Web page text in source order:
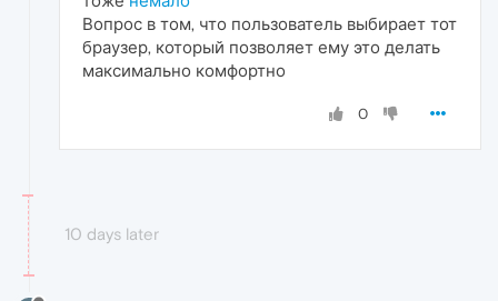
Вопрос в том, что пользователь выбирает тот
браузер, который позволяет ему это делать
максимально комфортно
0
10 days later